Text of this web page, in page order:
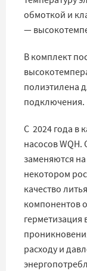
обмоткой и
—
В комплект
полиэтилена
подключения.
С 2024 года в
насосов
заменяются
некотором
качество
компонентов
герметизация
расходу и